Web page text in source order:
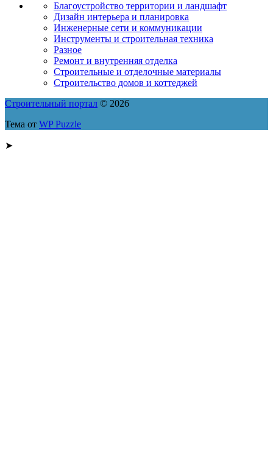
Благоустройство территории и ландшафт
Дизайн интерьера и планировка
Инженерные сети и коммуникации
Инструменты и строительная техника
Разное
Ремонт и внутренняя отделка
Строительные и отделочные материалы
Строительство домов и коттеджей
Строительный портал © 2026
Тема от WP Puzzle
➤